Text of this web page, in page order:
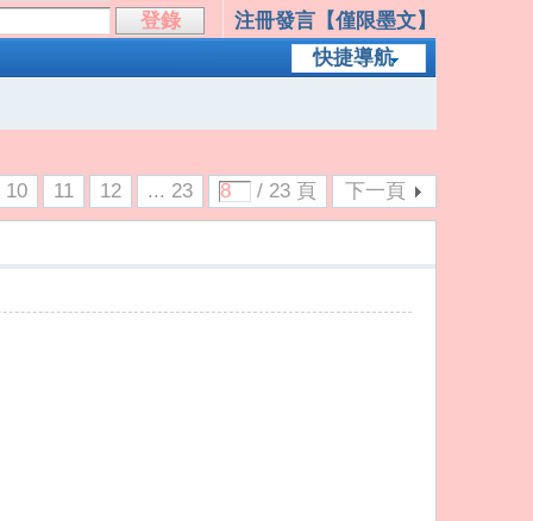
登錄
注冊發言【僅限墨文】
快捷導航
10 11 12 ... 23 / 23 頁 下一頁